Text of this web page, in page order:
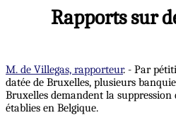
Rapports sur
M. de Villegas, rapporteur. - Par
datée de Bruxelles, plusieurs
Bruxelles demandent la suppression
établies en Belgique.